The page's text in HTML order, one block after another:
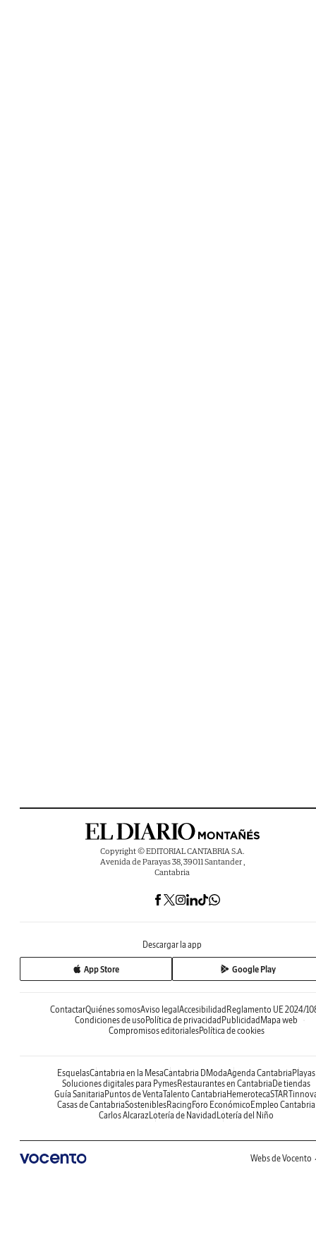
Copyright © EDITORIAL CANTABRIA S.A.
Avenida de Parayas 38, 39011 Santander ,
Cantabria
Descargar la app
App Store Google Play
ContactarQuiénes somosAviso legal Accesibilidad Reglamento UE 2024/
Condiciones de uso Política de privacidad Publicidad Mapa web
Compromisos editorialesPolítica de cookies
EsquelasCantabria en la MesaCantabria DModaAgenda Cantabria Playas
Soluciones digitales para PymesRestaurantes en Cantabria De tiendas
Guía Sanitaria Puntos de VentaTalento Cantabria Hemeroteca
Casas de CantabriaSosteniblesRacing Foro Económico Empleo Cantabria
Carlos AlcarazLotería de Navidad Lotería del Niño
Webs de Vocento